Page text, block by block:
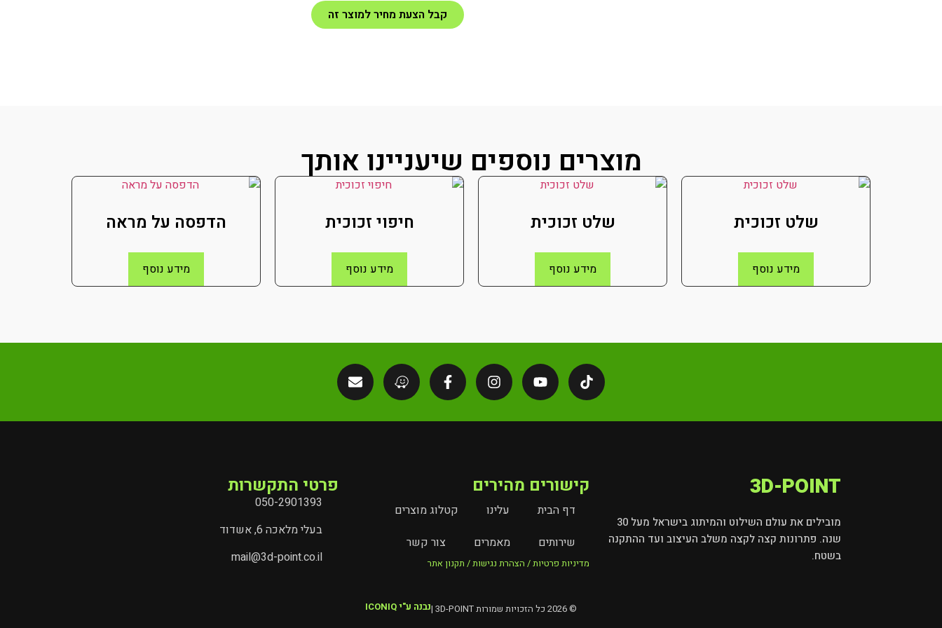
קבל הצעת מחיר למוצר זה
מוצרים נוספים שיעניינו אותך
שלט זכוכית
מידע נוסף
שלט זכוכית
מידע נוסף
חיפוי זכוכית
מידע נוסף
הדפסה על מראה
מידע נוסף
3D-POINT
מובילים את עולם השילוט והמיתוג בישראל מעל 30
שנה. פתרונות קצה לקצה משלב העיצוב ועד ההתקנה
בשטח.
קישורים מהירים
דף הבית עלינו
קטלוג מוצרים
שירותים
מאמרים צור קשר
מדיניות פרטיות / הצהרת נגישות / תקנון אתר
פרטי התקשרות
050-2901393
בעלי מלאכה 6, אשדוד
mail@3d-point.co.il
© 2026 כל הזכויות שמורות 3D-POINT | נבנה ע"י ICONIQ